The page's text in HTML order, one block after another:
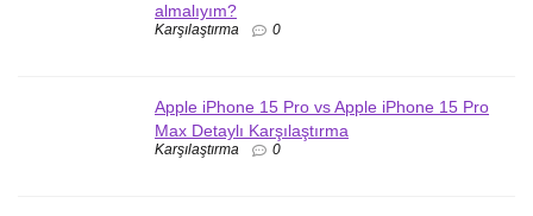
almalıyım?
Karşılaştırma 0
Apple iPhone 15 Pro vs Apple iPhone 15 Pro
Max Detaylı Karşılaştırma
Karşılaştırma 0